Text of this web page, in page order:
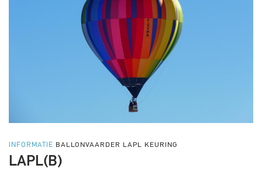
INFORMATIE BALLONVAARDER LAPL KEURING
LAPL(B)